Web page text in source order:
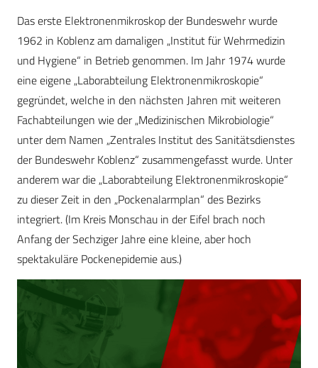
Das erste Elektronenmikroskop der Bundeswehr wurde
1962 in Koblenz am damaligen „Institut für Wehrmedizin
und Hygiene“ in Betrieb genommen. Im Jahr 1974 wurde
eine eigene „Laborabteilung Elektronenmikroskopie“
gegründet, welche in den nächsten Jahren mit weiteren
Fachabteilungen wie der „Medizinischen Mikrobiologie“
unter dem Namen „Zentrales Institut des Sanitätsdienstes
der Bundeswehr Koblenz“ zusammengefasst wurde. Unter
anderem war die „Laborabteilung Elektronenmikroskopie“
zu dieser Zeit in den „Pockenalarmplan“ des Bezirks
integriert. (Im Kreis Monschau in der Eifel brach noch
Anfang der Sechziger Jahre eine kleine, aber hoch
spektakuläre Pockenepidemie aus.)